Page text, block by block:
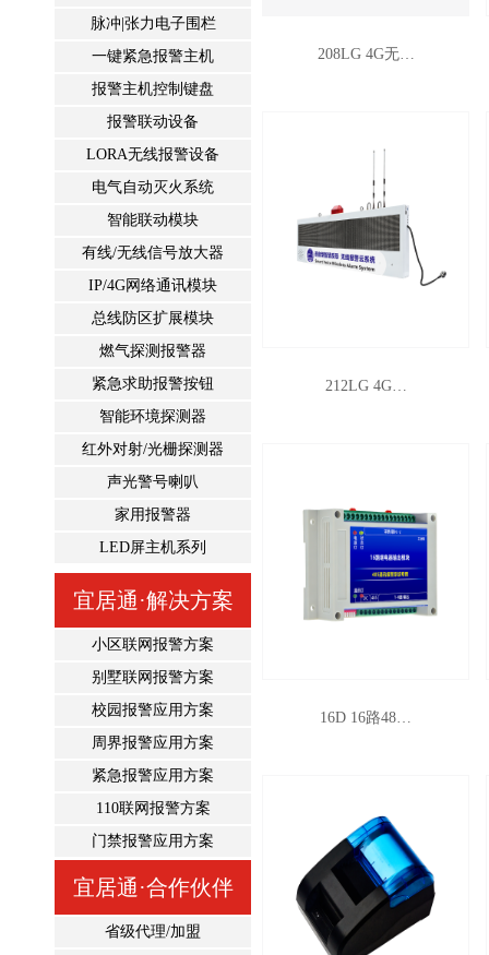
208LG 4G无…
212LG 4G…
16D 16路48…
脉冲|张力电子围栏
一键紧急报警主机
报警主机控制键盘
报警联动设备
LORA无线报警设备
电气自动灭火系统
智能联动模块
有线/无线信号放大器
IP/4G网络通讯模块
总线防区扩展模块
燃气探测报警器
紧急求助报警按钮
智能环境探测器
红外对射/光栅探测器
声光警号喇叭
家用报警器
LED屏主机系列
宜居通·解决方案
小区联网报警方案
别墅联网报警方案
校园报警应用方案
周界报警应用方案
紧急报警应用方案
110联网报警方案
门禁报警应用方案
宜居通·合作伙伴
省级代理/加盟